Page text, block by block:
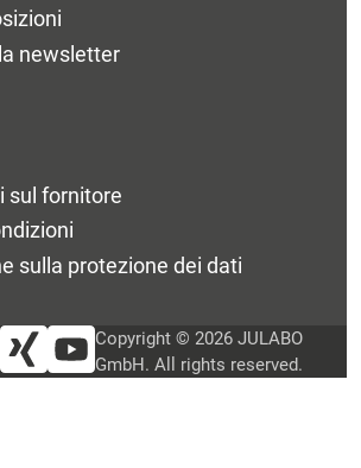
newsletter
sul fornitore
sulla protezione dei dati
Copyright © 2026 JULABO
GmbH. All rights reserved.